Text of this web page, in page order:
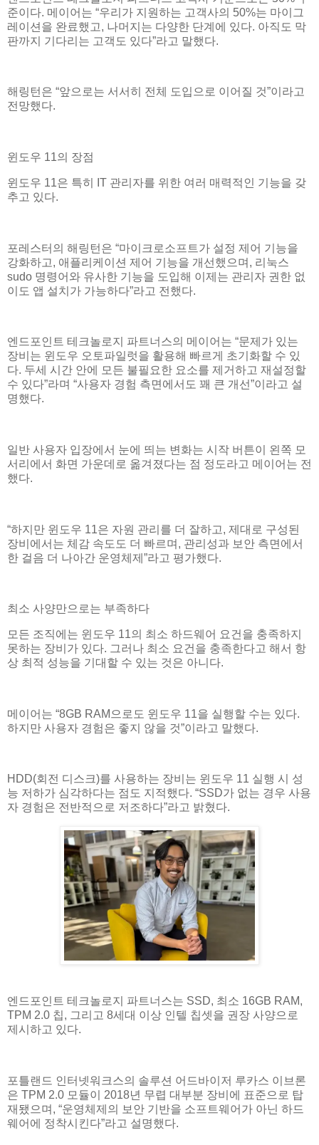
준이다. 메이어는 “우리가 지원하는 고객사의 50%는 마이그
레이션을 완료했고, 나머지는 다양한 단계에 있다. 아직도 막
판까지 기다리는 고객도 있다”라고 말했다.
해링턴은 “앞으로는 서서히 전체 도입으로 이어질 것”이라고
전망했다.
윈도우 11의 장점
윈도우 11은 특히 IT 관리자를 위한 여러 매력적인 기능을 갖
추고 있다.
포레스터의 해링턴은 “마이크로소프트가 설정 제어 기능을
강화하고, 애플리케이션 제어 기능을 개선했으며, 리눅스
sudo 명령어와 유사한 기능을 도입해 이제는 관리자 권한 없
이도 앱 설치가 가능하다”라고 전했다.
엔드포인트 테크놀로지 파트너스의 메이어는 “문제가 있는
장비는 윈도우 오토파일럿을 활용해 빠르게 초기화할 수 있
다. 두세 시간 안에 모든 불필요한 요소를 제거하고 재설정할
수 있다”라며 “사용자 경험 측면에서도 꽤 큰 개선”이라고 설
명했다.
일반 사용자 입장에서 눈에 띄는 변화는 시작 버튼이 왼쪽 모
서리에서 화면 가운데로 옮겨졌다는 점 정도라고 메이어는 전
했다.
“하지만 윈도우 11은 자원 관리를 더 잘하고, 제대로 구성된
장비에서는 체감 속도도 더 빠르며, 관리성과 보안 측면에서
한 걸음 더 나아간 운영체제”라고 평가했다.
최소 사양만으로는 부족하다
모든 조직에는 윈도우 11의 최소 하드웨어 요건을 충족하지
못하는 장비가 있다. 그러나 최소 요건을 충족한다고 해서 항
상 최적 성능을 기대할 수 있는 것은 아니다.
메이어는 “8GB RAM으로도 윈도우 11을 실행할 수는 있다.
하지만 사용자 경험은 좋지 않을 것”이라고 말했다.
HDD(회전 디스크)를 사용하는 장비는 윈도우 11 실행 시 성
능 저하가 심각하다는 점도 지적했다. “SSD가 없는 경우 사용
자 경험은 전반적으로 저조하다”라고 밝혔다.
엔드포인트 테크놀로지 파트너스는 SSD, 최소 16GB RAM,
TPM 2.0 칩, 그리고 8세대 이상 인텔 칩셋을 권장 사양으로
제시하고 있다.
포틀랜드 인터넷워크스의 솔루션 어드바이저 루카스 이브론
은 TPM 2.0 모듈이 2018년 무렵 대부분 장비에 표준으로 탑
재됐으며, “운영체제의 보안 기반을 소프트웨어가 아닌 하드
웨어에 정착시킨다”라고 설명했다.